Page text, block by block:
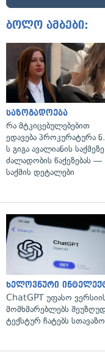
ბოლო ამბები:
საზოგადოება
რა მტკიცებულებებით
ედავება პროკურატურა
ს გიგა ავალიანის საქმეზე
ძალადობის წაქეზებას —
საქმის დეტალები
ხელოვნური
ChatGPT უფასო
მომხმარებლებს
ტექსტურ ჩატებს